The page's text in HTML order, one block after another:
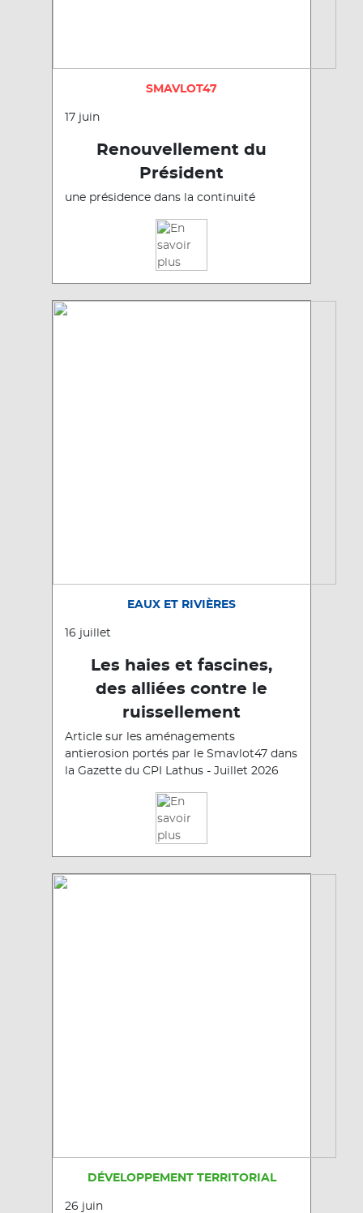
SMAVLOT47
17 juin
Renouvellement du
Président
une présidence dans la continuité
EAUX ET RIVIÈRES
16 juillet
Les haies et fascines,
des alliées contre le
ruissellement
Article sur les aménagements
antierosion portés par le Smavlot47 dans
la Gazette du CPI Lathus - Juillet 2026
DÉVELOPPEMENT TERRITORIAL
26 juin